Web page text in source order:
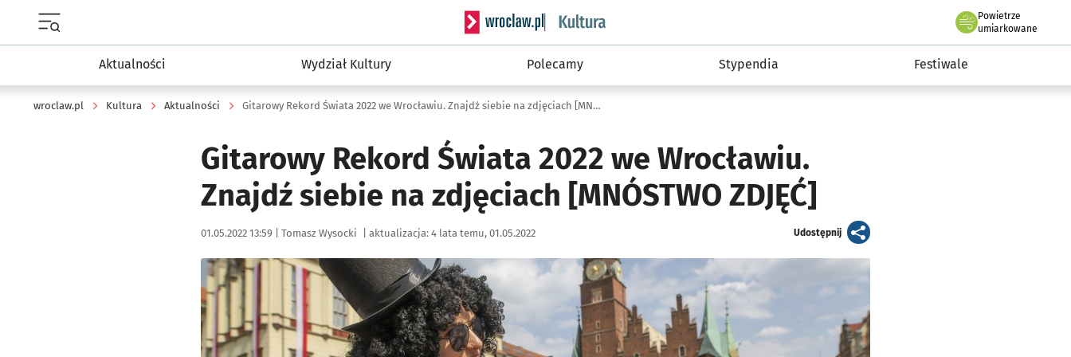
Serwis informacyjny wroclaw.pl podserwis: Kultura
Powietrze
we Wrocławiu
umiarkowane
Aktualności Wydział Kultury Polecamy Stypendia Festiwale
wroclaw.pl Kultura Aktualności Gitarowy Rekord Świata 2022 we Wrocławiu. Znajdź siebie na zdjęciach [MNÓSTWO ZDJĘĆ]
Gitarowy Rekord Świata 2022 we Wrocławiu.
Znajdź siebie na zdjęciach [MNÓSTWO ZDJĘĆ]
Data publikacji:
01.05.2022 13:59 | Autor:
Tomasz Wysocki aktualizacja: 4 lata temu, 01.05.2022 Udostępnijartykuł
Kliknij, aby zobaczyć galerię